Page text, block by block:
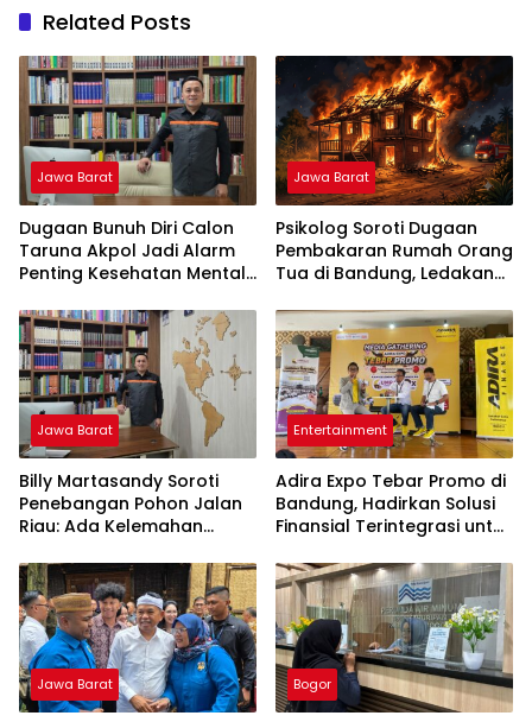
Related Posts
Jawa Barat
Dugaan Bunuh Diri Calon
Taruna Akpol Jadi Alarm
Penting Kesehatan Mental
Berbasis Disiplin
Jawa Barat
Psikolog Soroti Dugaan
Pembakaran Rumah Orang
Tua di Bandung, Ledakan
Jawa Barat
Billy Martasandy Soroti
Penebangan Pohon Jalan
Riau: Ada Kelemahan
Jangan Tunggu Viral Baru
Bertindak
Entertainment
Adira Expo Tebar Promo di
Bandung, Hadirkan Solusi
Finansial Terintegrasi untuk
Jawa Barat Bogor